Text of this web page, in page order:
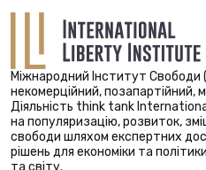
Міжнародний Інститут
некомерційний, позапартійний,
Діяльність think tank
на популяризацію, розвиток,
свободи шляхом експертних
рішень для економіки та
та світу.